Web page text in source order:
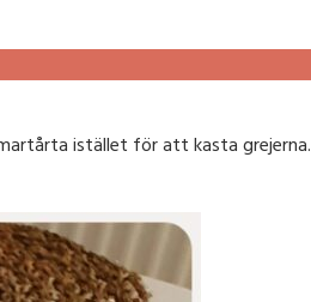
istället för att kasta grejerna.